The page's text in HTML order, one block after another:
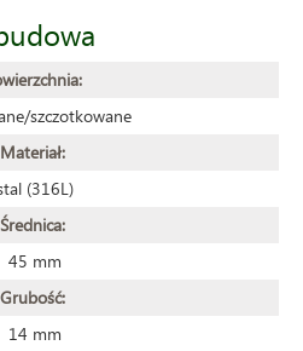
szczotkowane
Materiał:
(316L)
Średnica:
45 mm
Grubość:
14 mm